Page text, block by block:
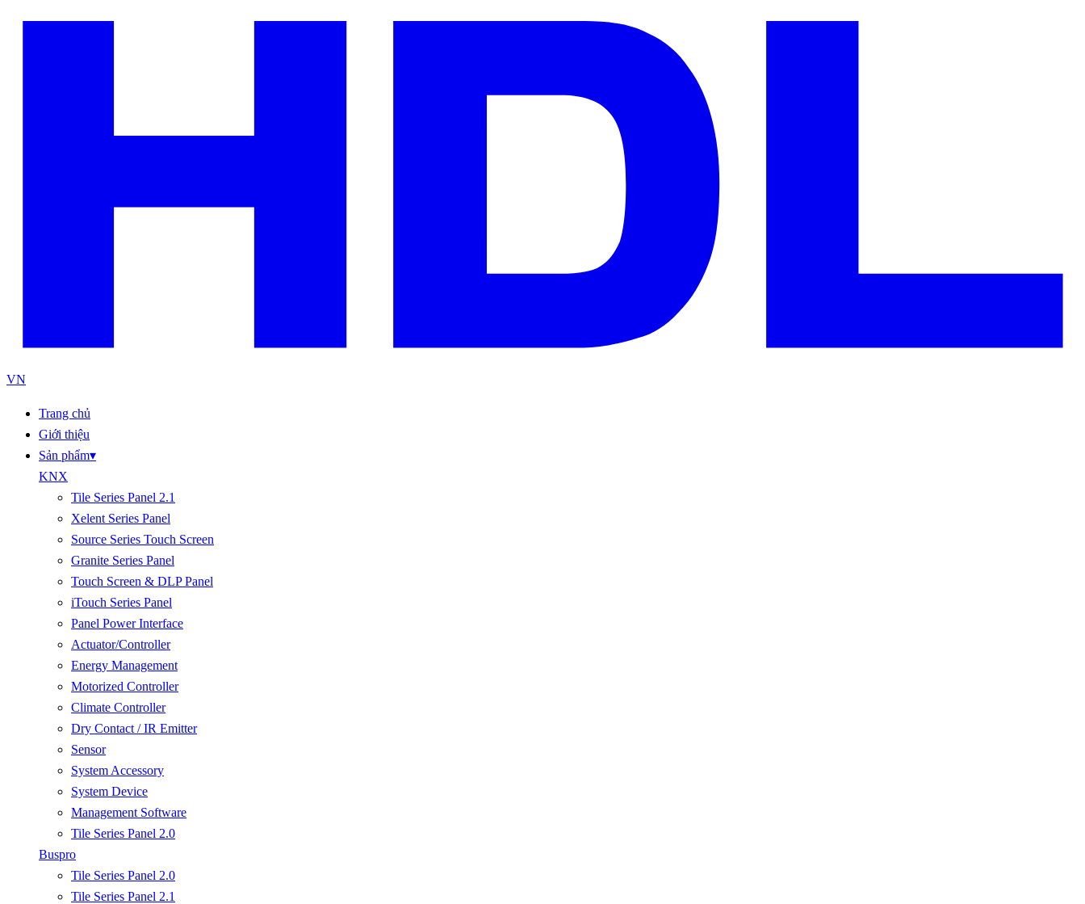
VN
Trang chủ
Giới thiệu
Sản phẩm▾
KNX
Tile Series Panel 2.1
Xelent Series Panel
Source Series Touch Screen
Granite Series Panel
Touch Screen & DLP Panel
iTouch Series Panel
Panel Power Interface
Actuator/Controller
Energy Management
Motorized Controller
Climate Controller
Dry Contact / IR Emitter
Sensor
System Accessory
System Device
Management Software
Tile Series Panel 2.0
Buspro
Tile Series Panel 2.0
Tile Series Panel 2.1